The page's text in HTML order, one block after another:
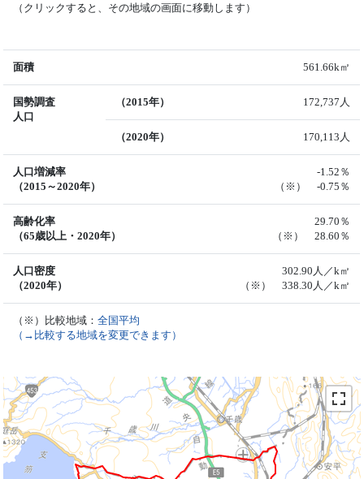
（クリックすると、その地域の画面に移動します）
面積 561.66k㎡
国勢調査
人口
（2015年） 172,737人
（2020年） 170,113人
人口増減率
（2015～2020年）
-1.52％
（※） -0.75％
高齢化率
（65歳以上・2020年）
29.70％
（※） 28.60％
人口密度
（2020年）
302.90人／k㎡
（※） 338.30人／k㎡
（※）比較地域：全国平均
（→比較する地域を変更できます）